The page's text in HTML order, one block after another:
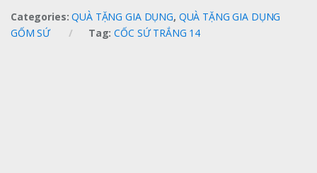
Categories:QUÀ TẶNG GIA DỤNG, QUÀ TẶNG GIA DỤNG
GỐM SỨ
Tag:CỐC SỨ TRẮNG 14